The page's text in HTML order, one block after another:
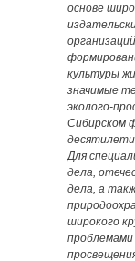
основе
культуры
значимые
эколого-
Сибирском
Для
дела,
дела, а
широкого
проблемами